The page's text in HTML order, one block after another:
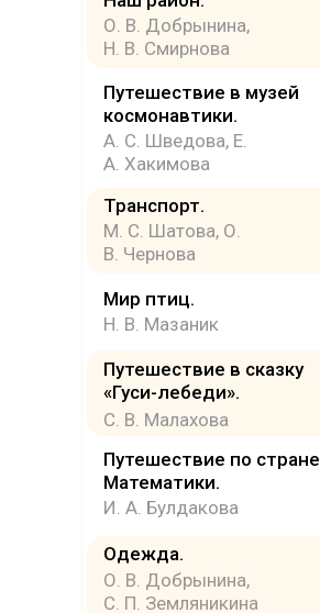
О. В. Добрынина,
С. П. Земляникина
Путешествие по стране
Математики.
И. А. Булдакова
Одежда.
Путешествие в музей
космонавтики.
А. С. Шведова, Е.
А. Хакимова
Транспорт.
Н. В. Мазаник
Мир птиц.
М. С. Шатова, О.
В. Чернова
О. В. Добрынина,
Н. В. Смирнова
Путешествие в сказку
«Гуси-лебеди».
С. В. Малахова